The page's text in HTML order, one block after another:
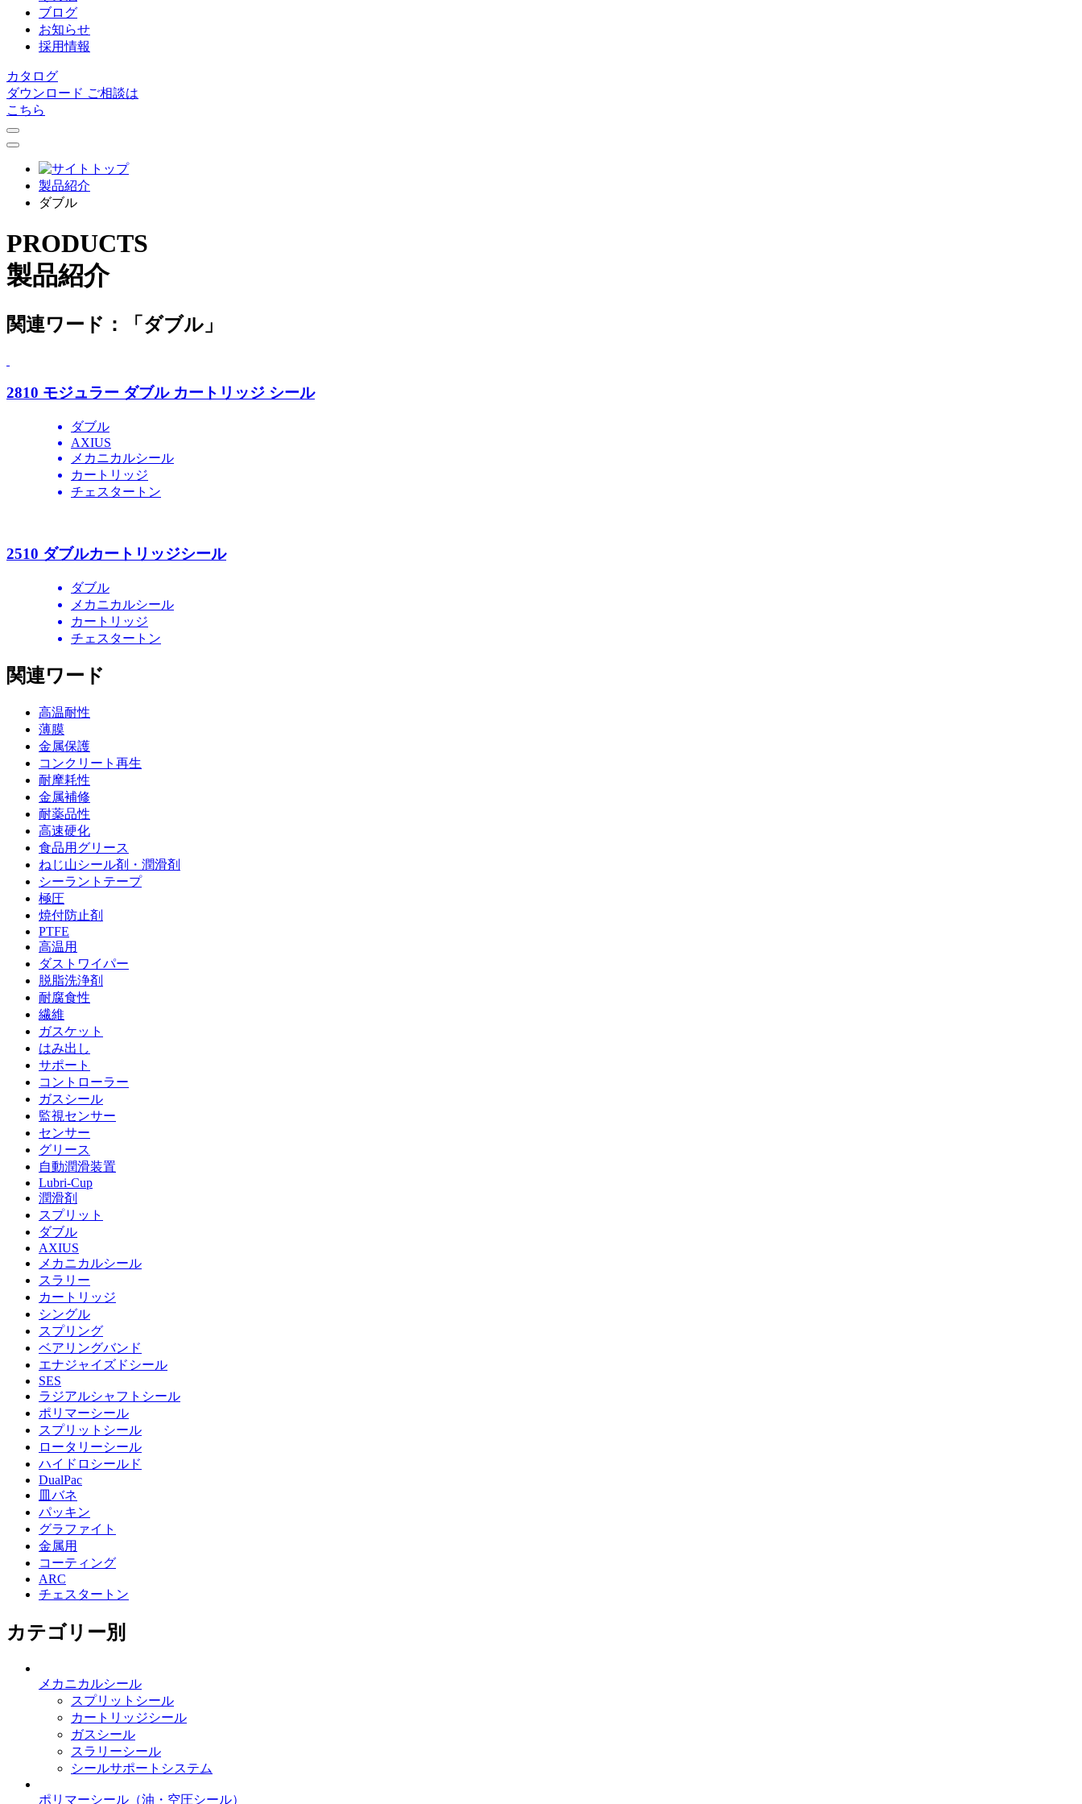
ブログ
お知らせ
採用情報
カタログ
ダウンロード ご相談は
こちら
製品紹介
ダブル
PRODUCTS
製品紹介
関連ワード：「ダブル」
2810 モジュラー ダブル カートリッジ シール
ダブル
AXIUS
メカニカルシール
カートリッジ
チェスタートン
2510 ダブルカートリッジシール
ダブル
メカニカルシール
カートリッジ
チェスタートン
関連ワード
高温耐性
薄膜
金属保護
コンクリート再生
耐摩耗性
金属補修
耐薬品性
高速硬化
食品用グリース
ねじ山シール剤・潤滑剤
シーラントテープ
極圧
焼付防止剤
PTFE
高温用
ダストワイパー
脱脂洗浄剤
耐腐食性
繊維
ガスケット
はみ出し
サポート
コントローラー
ガスシール
監視センサー
センサー
グリース
自動潤滑装置
Lubri-Cup
潤滑剤
スプリット
ダブル
AXIUS
メカニカルシール
スラリー
カートリッジ
シングル
スプリング
ベアリングバンド
エナジャイズドシール
SES
ラジアルシャフトシール
ポリマーシール
スプリットシール
ロータリーシール
ハイドロシールド
DualPac
皿バネ
パッキン
グラファイト
金属用
コーティング
ARC
チェスタートン
カテゴリー別
メカニカルシール
スプリットシール
カートリッジシール
ガスシール
スラリーシール
シールサポートシステム
ポリマーシール （油・空圧シール）